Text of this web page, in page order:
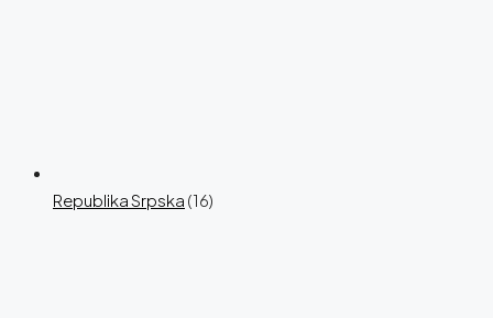
Republika Srpska (16)